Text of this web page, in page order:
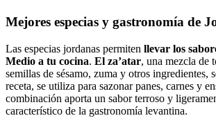
Mejores especias y gastronomía de
Las especias jordanas permiten llevar los
Medio a tu cocina. El za’atar, una mezcla de
semillas de sésamo, zuma y otros ingredientes,
receta, se utiliza para sazonar panes, carnes y
combinación aporta un sabor terroso y
característico de la gastronomía levantina.